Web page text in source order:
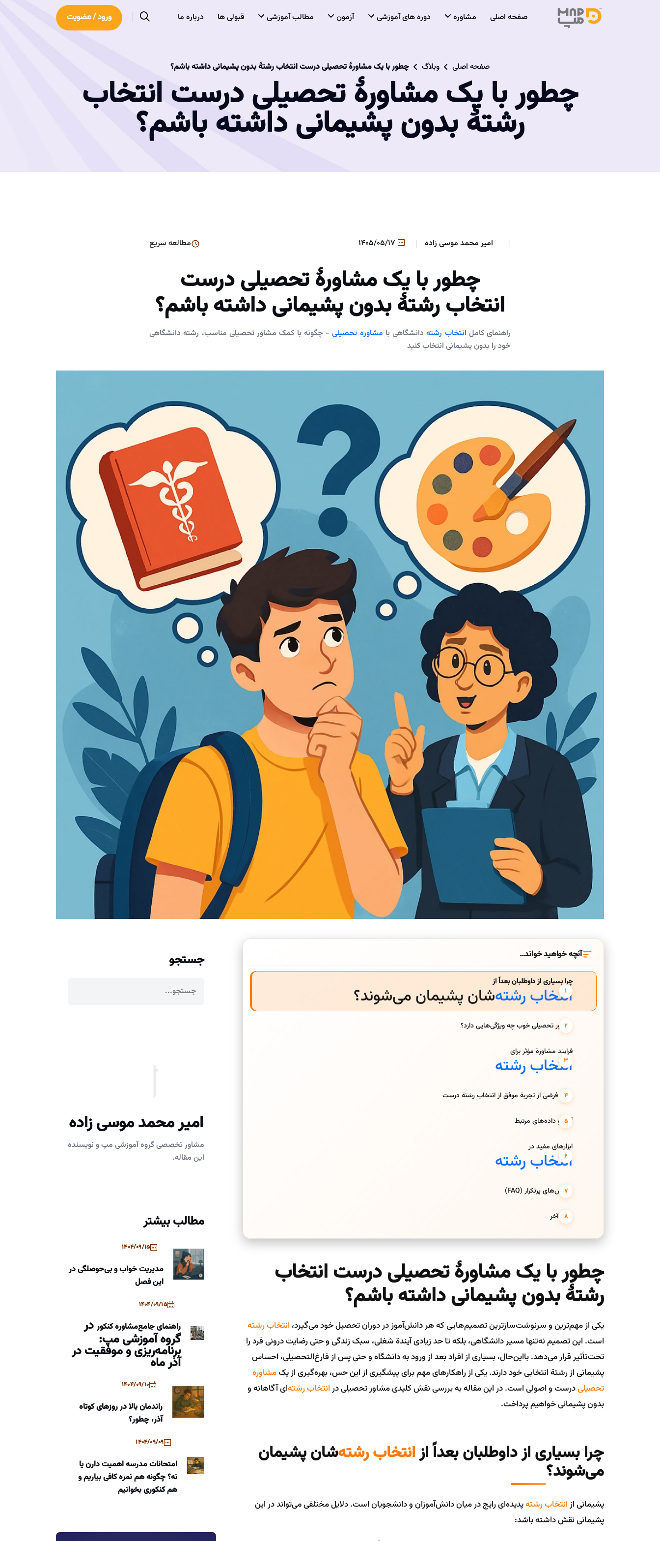
صفحه اصلی مشاوره دوره های آموزشی آزمون مطالب آموزشی قبولی ها درباره ما ورود / عضویت
صفحه اصلی وبلاگ چطور با یک مشاورۀ تحصیلی درست انتخاب رشتۀ بدون پشیمانی داشته باشم؟
چطور با یک مشاورۀ تحصیلی درست انتخاب
رشتۀ بدون پشیمانی داشته باشم؟
امیر محمد موسی زاده مطالعه سریع
چطور با یک مشاورۀ تحصیلی درست
انتخاب رشتۀ بدون پشیمانی داشته باشم؟
راهنمای کامل انتخاب رشتهدانشگاهی با مشاوره تحصیلی- چگونه با کمک مشاور تحصیلی مناسب، رشته دانشگاهی
خود را بدون پشیمانی انتخاب کنید
آنچه خواهید خواند…
چرا بسیاری از داوطلبان بعداً از
انتخاب رشته‌شان پشیمان می‌شوند؟
مشاور تحصیلی خوب چه ویژگی‌هایی دارد؟
فرایند مشاورة مؤثر برای
انتخاب رشته
مثال فرضی از تجربة موفق از انتخاب رشتة درست
آمار و داده‌های مرتبط
ابزارهای مفید در
انتخاب رشته
پرسش‌های پرتکرار (FAQ)
حرف آخر
چطور با یک مشاورۀ تحصیلی درست انتخاب
رشتۀ بدون پشیمانی داشته باشم؟
یکی از مهم‌ترین و سرنوشت‌سازترین تصمیم‌هایی که هر دانش‌آموز در دوران تحصیل خود می‌گیرد، انتخاب رشته
است. این تصمیم نه‌تنها مسیر دانشگاهی، بلکه تا حد زیادی آیندة شغلی، سبک زندگی و حتی رضایت درونی فرد را
تحت‌تأثیر قرار می‌دهد. بااین‌حال، بسیاری از افراد بعد از ورود به دانشگاه و حتی پس از فارغ‌التحصیلی، احساس
پشیمانی از رشتة انتخابی خود دارند. یکی از راهکارهای مهم برای پیشگیری از این حس، بهره‌گیری از یکمشاوره
تحصیلیدرست و اصولی است. در این مقاله به بررسی نقش کلیدی مشاور تحصیلی درانتخاب رشته‌ای آگاهانه و
بدون پشیمانی خواهیم پرداخت.
چرا بسیاری از داوطلبان بعداً ازانتخاب رشته‌شان پشیمان
می‌شوند؟
پشیمانی ازانتخاب رشتهپدیده‌ای رایج در میان دانش‌آموزان و دانشجویان است. دلایل مختلفی می‌تواند در این
پشیمانی نقش داشته باشد:
جستجو
امیر محمد موسی زاده
مشاور تخصصی گروه آموزشی مپ و نویسنده
این مقاله.
مطالب بیشتر
1404/09/15
مدیریت خواب و بی‌حوصلگی در
این فصل
1404/09/15
راهنمای جامعمشاوره کنکوردر
گروه آموزشی مپ:
برنامه‌ریزی و موفقیت در
آذر ماه
1404/09/10
راندمان بالا در روزهای کوتاه
آذر، چطور؟
1404/09/09
امتحانات مدرسه اهمیت دارن یا
نه؟ چگونه هم نمره کافی بیاریم و
هم کنکوری بخوانیم